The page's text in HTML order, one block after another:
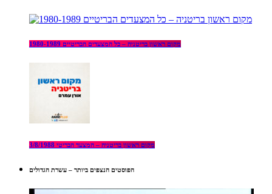
מקום ראשון בריטניה – כל המצעדים הבריטיים 1980-1989
מקום ראשון בריטניה – המצעד הבריטי 3/8/1988
הפוסטים הנצפים ביותר – עשרת הגדולים